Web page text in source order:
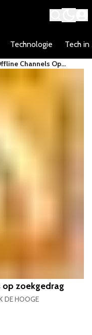
Technologie Tech in
Channels Op
zoekgedrag
DE HOOGE